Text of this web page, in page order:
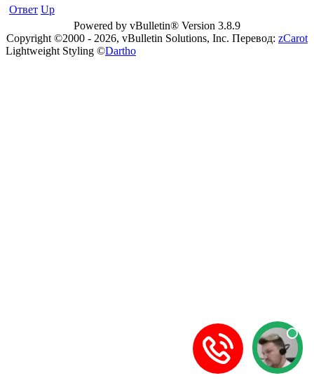
Ответ Up
Powered by vBulletin® Version 3.8.9
Copyright ©2000 - 2026, vBulletin Solutions, Inc. Перевод: zCarot
Lightweight Styling ©Dartho